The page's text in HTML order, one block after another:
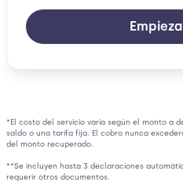
*El costo del servicio varía según el monto a
saldo o una tarifa fija. El cobro nunca
del monto recuperado.
**Se incluyen hasta 3 declaraciones
requerir otros documentos.